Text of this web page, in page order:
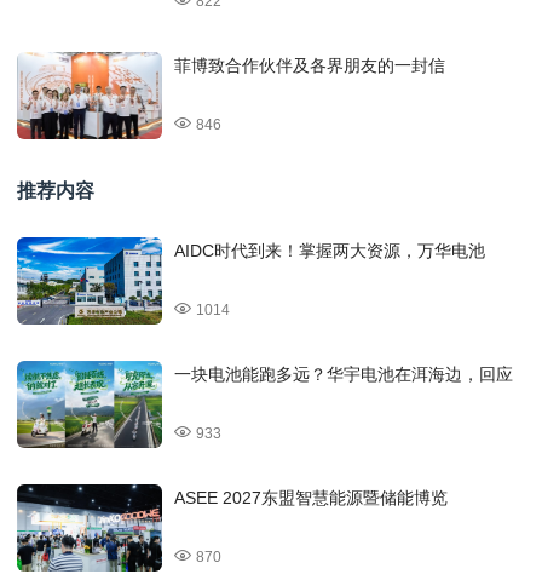
菲博致合作伙伴及各界朋友的一封信
846
推荐内容
AIDC时代到来！掌握两大资源，万华电池
1014
一块电池能跑多远？华宇电池在洱海边，回应
933
ASEE 2027东盟智慧能源暨储能博览
870